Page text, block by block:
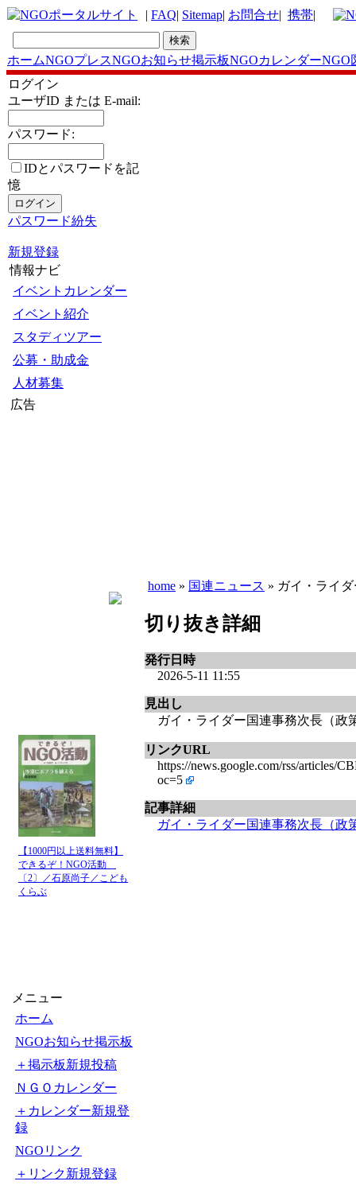
| FAQ| Sitemap| お問合せ| 携帯|
ホームNGOプレスNGOお知らせ掲示板NGOカレンダーNGO
ログイン
ユーザID または E-mail:
パスワード:
IDとパスワードを記
憶
パスワード紛失
新規登録
情報ナビ
イベントカレンダー
イベント紹介
スタディツアー
公募・助成金
人材募集
広告
【1000円以上送料無料】
できるぞ！NGO活動
〔2〕／石原尚子／こども
くらぶ
メニュー
ホーム
NGOお知らせ掲示板
＋掲示板新規投稿
ＮＧＯカレンダー
＋カレンダー新規登
録
NGOリンク
＋リンク新規登録
home » 国連ニュース » ガイ・ライ
切り抜き詳細
発行日時
2026-5-11 11:55
見出し
ガイ・ライダー国連事務次長（政
リンクURL
https://news.google.com/rss/
oc=5
記事詳細
ガイ・ライダー国連事務次長（政